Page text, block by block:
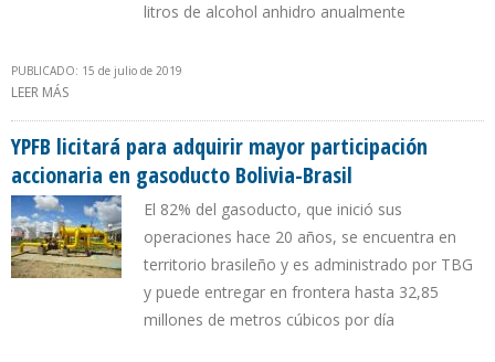
litros de alcohol anhidro anualmente
PUBLICADO: 15 de julio de 2019
LEER MÁS
YPFB licitará para adquirir mayor participación
accionaria en gasoducto Bolivia-Brasil
El 82% del gasoducto, que inició sus
operaciones hace 20 años, se encuentra en
territorio brasileño y es administrado por TBG
y puede entregar en frontera hasta 32,85
millones de metros cúbicos por día